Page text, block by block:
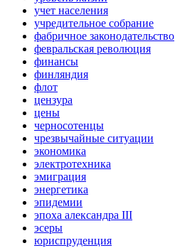
учет населения
учредительное собрание
фабричное законодательство
февральская революция
финансы
финляндия
флот
цензура
цены
черносотенцы
чрезвычайные ситуации
экономика
электротехника
эмиграция
энергетика
эпидемии
эпоха александра III
эсеры
юриспруденция